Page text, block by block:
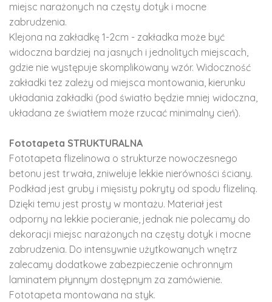
miejsc narażonych na częsty dotyk i mocne
zabrudzenia.
Klejona na zakładkę 1-2cm - zakładka może być
widoczna bardziej na jasnych i jednolitych miejscach,
gdzie nie występuje skomplikowany wzór. Widoczność
zakładki tez zależy od miejsca montowania, kierunku
układania zakładki (pod światło będzie mniej widoczna,
układana ze światłem może rzucać minimalny cień).
Fototapeta STRUKTURALNA
Fototapeta flizelinowa o strukturze nowoczesnego
betonu jest trwała, zniweluje lekkie nierówności ściany.
Podkład jest gruby i mięsisty pokryty od spodu flizeliną.
Dzięki temu jest prosty w montażu. Materiał jest
odporny na lekkie pocieranie, jednak nie polecamy do
dekoracji miejsc narażonych na częsty dotyk i mocne
zabrudzenia. Do intensywnie użytkowanych wnętrz
zalecamy dodatkowe zabezpieczenie ochronnym
laminatem płynnym dostępnym za zamówienie.
Fototapeta montowana na styk.